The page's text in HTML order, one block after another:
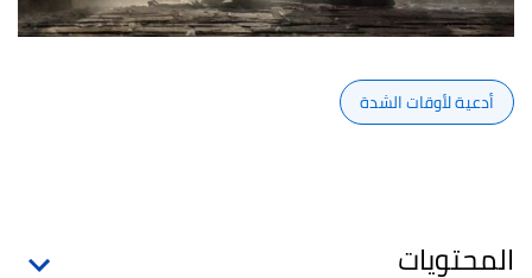
أدعية لأوقات الشدة
المحتويات